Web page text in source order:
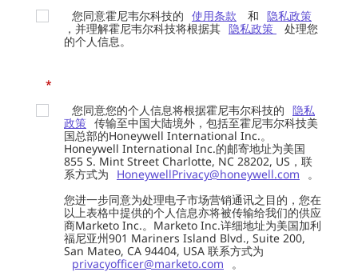
您同意霍尼韦尔科技的 使用条款 和 隐私政策
，并理解霍尼韦尔科技将根据其 隐私政策
处理您
的个人信息。
*
您同意您的个人信息将根据霍尼韦尔科技的 隐私
政策 传输至中国大陆境外，包括至霍尼韦尔科技美
国总部的Honeywell International Inc.。
Honeywell International Inc.的邮寄地址为美国
855 S. Mint Street Charlotte, NC 28202, US，联
系方式为
HoneywellPrivacy@honeywell.com
。
您进一步同意为处理电子市场营销通讯之目的，您在
以上表格中提供的个人信息亦将被传输给我们的供应
商Marketo Inc.。Marketo Inc.详细地址为美国加利
福尼亚州901 Mariners Island Blvd., Suite 200,
San Mateo, CA 94404, USA 联系方式为
privacyofficer@marketo.com
。